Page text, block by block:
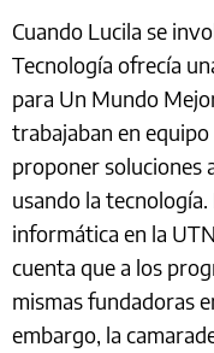
Cuando Lucila se
Tecnología ofrecía
para Un Mundo
trabajaban en
proponer soluciones
usando la
informática en la
cuenta que a los
mismas fundadoras
embargo, la